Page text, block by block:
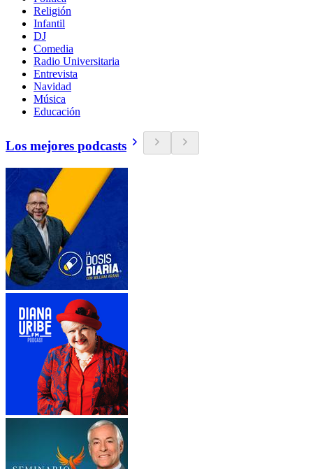
Religión
Infantil
DJ
Comedia
Radio Universitaria
Entrevista
Navidad
Música
Educación
Los mejores podcasts